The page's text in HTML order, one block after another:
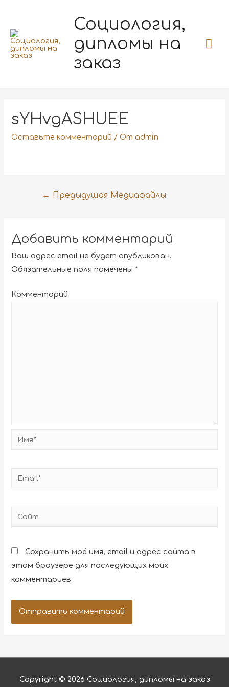
Социология,
дипломы на
заказ
sYHvgASHUEE
Оставьте комментарий / От admin
← Предыдущая Медиафайлы
Добавить комментарий
Ваш адрес email не будет опубликован.
Обязательные поля помечены*
Комментарий
Сохранить моё имя, email и адрес сайта в
этом браузере для последующих моих
комментариев.
Copyright © 2026 Социология, дипломы на заказ